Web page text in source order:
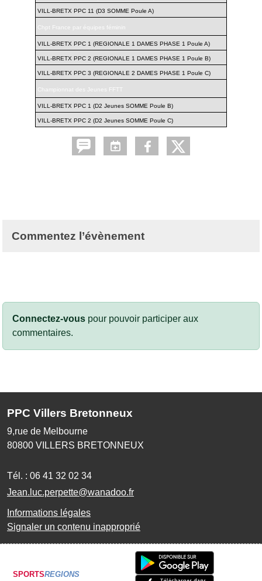
VILL-BRETX PPC 11 (D3 SOMME Poule A)
Chpt France par équipes féminin
VILL-BRETX PPC 1 (REGIONALE 1 DAMES PHASE 1 Poule A)
VILL-BRETX PPC 2 (REGIONALE 1 DAMES PHASE 1 Poule B)
VILL-BRETX PPC 3 (REGIONALE 2 DAMES PHASE 1 Poule C)
Championnat des Jeunes FFTT
VILL-BRETX PPC 1 (D2 Jeunes SOMME Poule B)
VILL-BRETX PPC 2 (D2 Jeunes SOMME Poule C)
Commentez l’évènement
Connectez-vous pour pouvoir participer aux
commentaires.
PPC Villers Bretonneux
9,rue de Melbourne
80800 VILLERS BRETONNEUX
Tél. : 06 41 32 02 34
Jean.luc.perpette@wanadoo.fr
Informations légales
Signaler un contenu inapproprié
SPORTSREGIONS